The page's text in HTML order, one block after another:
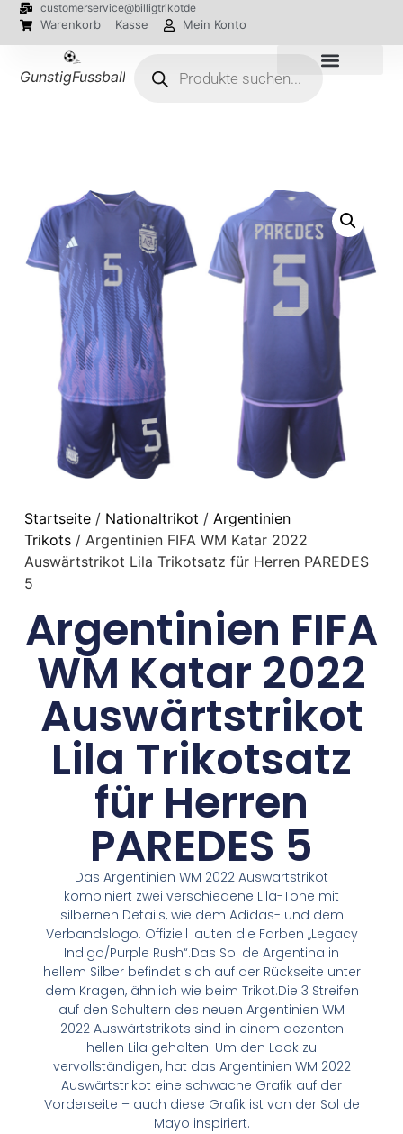
customerservice@billigtrikotde
Warenkorb Kasse Mein Konto
GunstigFussballTrikot
Startseite/ Nationaltrikot / Argentinien
Trikots/ Argentinien FIFA WM Katar 2022
Auswärtstrikot Lila Trikotsatz für Herren PAREDES
5
Argentinien FIFA
WM Katar 2022
Auswärtstrikot
Lila Trikotsatz
für Herren
PAREDES 5
Das Argentinien WM 2022 Auswärtstrikot
kombiniert zwei verschiedene Lila-Töne mit
silbernen Details, wie dem Adidas- und dem
Verbandslogo. Offiziell lauten die Farben „Legacy
Indigo/Purple Rush“.Das Sol de Argentina in
hellem Silber befindet sich auf der Rückseite unter
dem Kragen, ähnlich wie beim Trikot.Die 3 Streifen
auf den Schultern des neuen Argentinien WM
2022 Auswärtstrikots sind in einem dezenten
hellen Lila gehalten. Um den Look zu
vervollständigen, hat das Argentinien WM 2022
Auswärtstrikot eine schwache Grafik auf der
Vorderseite – auch diese Grafik ist von der Sol de
Mayo inspiriert.